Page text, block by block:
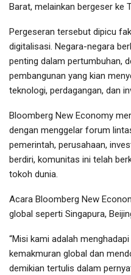
Barat, melainkan bergeser ke
Pergeseran tersebut dipicu
digitalisasi. Negara-negara
penting dalam pertumbuhan,
pembangunan yang kian
teknologi, perdagangan, dan
Bloomberg New Economy
dengan menggelar forum
pemerintah, perusahaan,
berdiri, komunitas ini telah
tokoh dunia.
Acara Bloomberg New
global seperti Singapura,
“Misi kami adalah
kemakmuran global dan
demikian tertulis dalam